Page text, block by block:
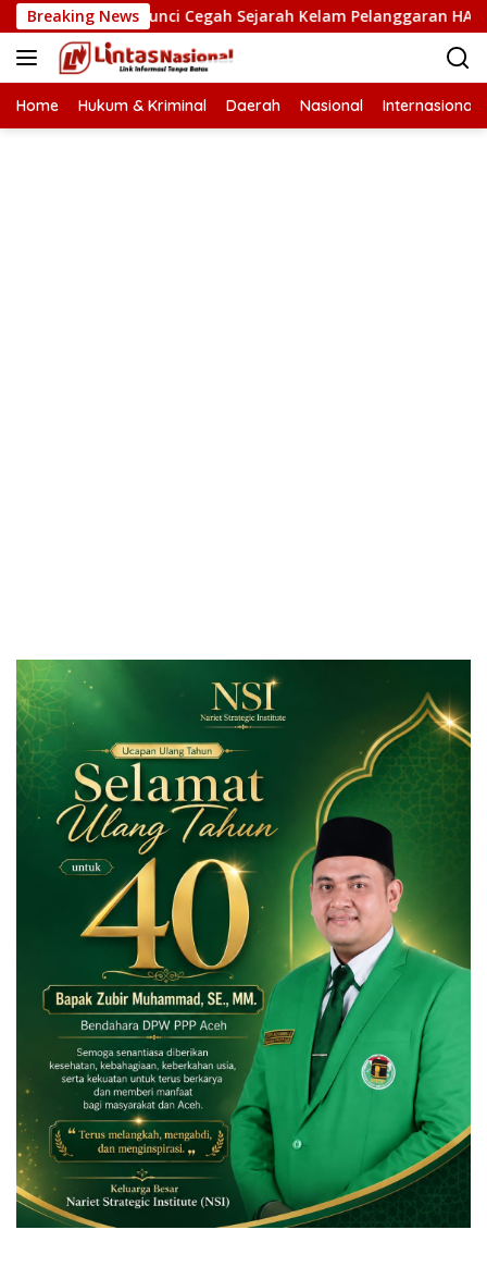
Langsung
ke
konten
Breaking News
HAM Kunci Cegah Sejarah Kelam Pelanggaran HAM Terulang
Home Hukum & Kriminal Daerah Nasional Internasional